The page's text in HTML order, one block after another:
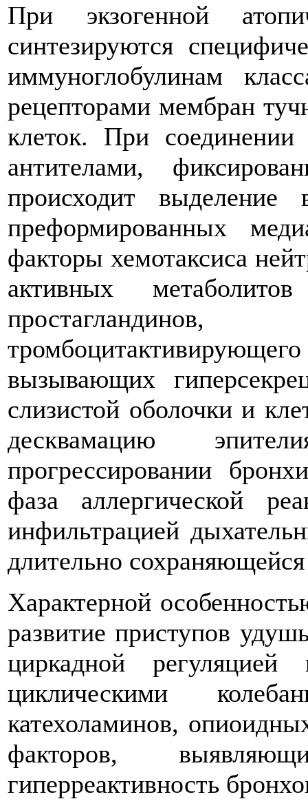
При экзогенной
синтезируются
иммуноглобулинам
рецепторами мембран
клеток. При соединении
антителами,
происходит
преформированных
факторы хемотаксиса
активных
вызывающих
слизистой оболочки и
десквамацию
прогрессировании
фаза аллергической
инфильтрацией
длительно
Характерной
развитие приступов
циркадной
циклическими
катехоламинов,
факторов,
гиперреактивность